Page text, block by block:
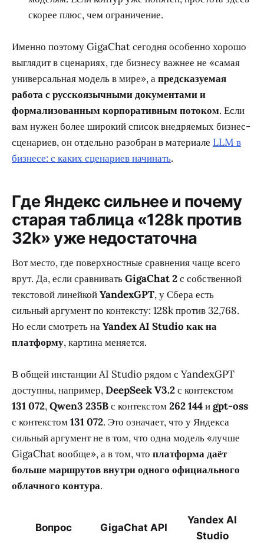
скорее плюс, чем ограничение.
Именно поэтому GigaChat сегодня особенно хорошо
выглядит в сценариях, где бизнесу важнее не «самая
универсальная модель в мире», апредсказуемая
работа с русскоязычными документами и
формализованным корпоративным потоком. Если
вам нужен более широкий список внедряемых бизнес-
сценариев, он отдельно разобран в материале LLM в
бизнесе: с каких сценариев начинать.
Где Яндекс сильнее и почему
старая таблица «128k против
32k» уже недостаточна
Вот место, где поверхностные сравнения чаще всего
врут. Да, если сравниватьGigaChat 2с собственной
текстовой линейкойYandexGPT, у Сбера есть
сильный аргумент по контексту: 128k против 32,768.
Но если смотреть наYandex AI Studio как на
платформу, картина меняется.
В общей инстанции AI Studio рядом с YandexGPT
доступны, например,DeepSeek V3.2с контекстом
131 072,Qwen3 235Bс контекстом262 144иgpt-oss
с контекстом131 072. Это означает, что у Яндекса
сильный аргумент не в том, что одна модель «лучше
GigaChat вообще», а в том, что платформа даёт
больше маршрутов внутри одного официального
облачного контура.
Вопрос GigaChat API
Yandex AI
Studio